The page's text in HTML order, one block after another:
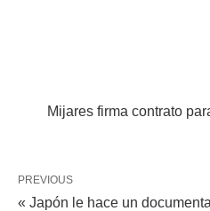
Mijares firma contrato
PREVIOUS
« Japón le hace un